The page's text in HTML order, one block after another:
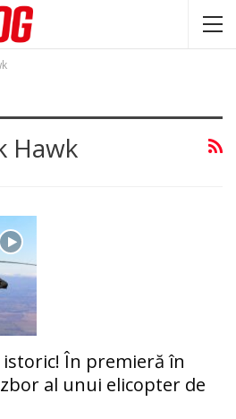
Hawk
În premieră în
al unui elicopter de